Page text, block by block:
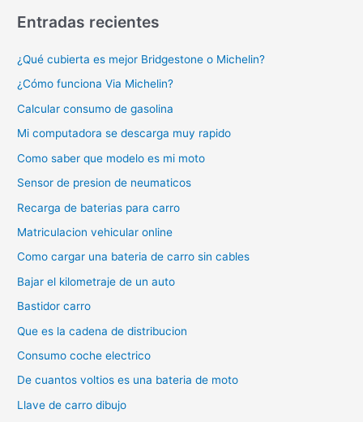
Entradas recientes
¿Qué cubierta es mejor Bridgestone o Michelin?
¿Cómo funciona Via Michelin?
Calcular consumo de gasolina
Mi computadora se descarga muy rapido
Como saber que modelo es mi moto
Sensor de presion de neumaticos
Recarga de baterias para carro
Matriculacion vehicular online
Como cargar una bateria de carro sin cables
Bajar el kilometraje de un auto
Bastidor carro
Que es la cadena de distribucion
Consumo coche electrico
De cuantos voltios es una bateria de moto
Llave de carro dibujo